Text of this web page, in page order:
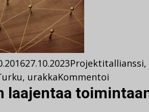
27.10.2023Projektitallianssi,
, urakkaKommentoi
laajentaa